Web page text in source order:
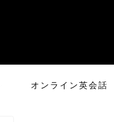
オンライン英会話